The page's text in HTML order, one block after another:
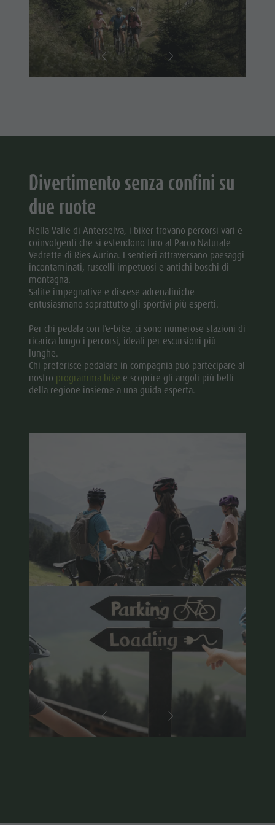
Divertimento senza confini su
due ruote
Nella Valle di Anterselva, i biker trovano percorsi vari e
coinvolgenti che si estendono fino al Parco Naturale
Vedrette di Ries-Aurina. I sentieri attraversano paesaggi
incontaminati, ruscelli impetuosi e antichi boschi di
montagna.
Salite impegnative e discese adrenaliniche
entusiasmano soprattutto gli sportivi più esperti.
Per chi pedala con l’e-bike, ci sono numerose stazioni di
ricarica lungo i percorsi, ideali per escursioni più
lunghe.
Chi preferisce pedalare in compagnia può partecipare al
nostro programma bike e scoprire gli angoli più belli
della regione insieme a una guida esperta.